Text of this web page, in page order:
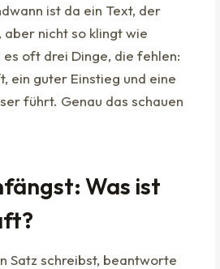
ist da ein Text, der
nicht so klingt wie
oft drei Dinge, die fehlen:
ein guter Einstieg und eine
führt. Genau das schauen
Was ist
Satz schreibst, beantworte